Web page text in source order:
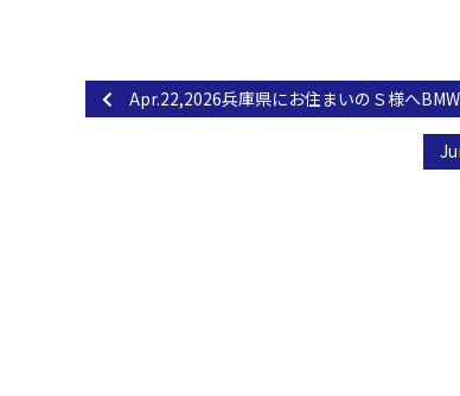
Apr.22,2026兵庫県にお住まいのＳ様へ